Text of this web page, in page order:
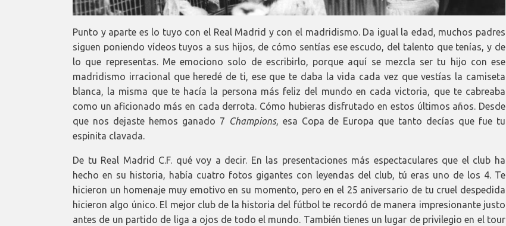
Punto y aparte es lo tuyo con el Real Madrid y con el madridismo. Da igual la edad, muchos padres
siguen poniendo vídeos tuyos a sus hijos, de cómo sentías ese escudo, del talento que tenías, y de
lo que representas. Me emociono solo de escribirlo, porque aquí se mezcla ser tu hijo con ese
madridismo irracional que heredé de ti, ese que te daba la vida cada vez que vestías la camiseta
blanca, la misma que te hacía la persona más feliz del mundo en cada victoria, que te cabreaba
como un aficionado más en cada derrota. Cómo hubieras disfrutado en estos últimos años. Desde
que nos dejaste hemos ganado 7 Champions, esa Copa de Europa que tanto decías que fue tu
espinita clavada.
De tu Real Madrid C.F. qué voy a decir. En las presentaciones más espectaculares que el club ha
hecho en su historia, había cuatro fotos gigantes con leyendas del club, tú eras uno de los 4. Te
hicieron un homenaje muy emotivo en su momento, pero en el 25 aniversario de tu cruel despedida
hicieron algo único. El mejor club de la historia del fútbol te recordó de manera impresionante justo
antes de un partido de liga a ojos de todo el mundo. También tienes un lugar de privilegio en el tour